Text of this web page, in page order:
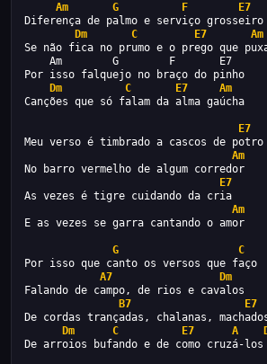
Am G F
E7
Diferença de palmo e serviço grosseiro
Dm
C E7
Am
Se não fica no prumo e o prego que
Am        G        F       E7
Por isso falquejo no braço do pinho
Dm
C E7
Am
Canções que só falam da alma gaúcha
E7
Meu verso é timbrado a cascos de potro
Am
No barro vermelho de algum corredor
E7
As vezes é tigre cuidando da cria
Am
E as vezes se garra cantando o amor
G
C
Por isso que canto os versos que faço
A7
Dm
Falando de campo, de rios e cavalos
B7
E7
De cordas trançadas, chalanas,
Dm
C E7 A
De arroios bufando e de como cruzá-los